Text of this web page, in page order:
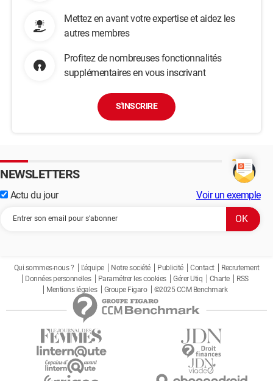
Mettez en avant votre expertise et aidez les
autres membres
Profitez de nombreuses fonctionnalités
supplémentaires en vous inscrivant
S'INSCRIRE
NEWSLETTERS
Actu du jour Voir un exemple
Qui sommes-nous ? L'équipe Notre société Publicité Contact
Recrutement
Données personnelles
Paramétrer les cookies Gérer Utiq Charte
RSS
Mentions légales
Groupe Figaro ©2025 CCM Benchmark